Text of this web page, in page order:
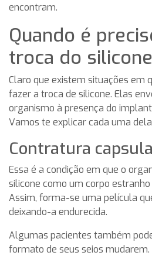
encontram.
Quando é
troca do
Claro que existem situações em
fazer a troca de silicone. Elas
organismo à presença do
Vamos te explicar cada uma
Contratura
Essa é a condição em que o
silicone como um corpo
Assim, forma-se uma película
deixando-a endurecida.
Algumas pacientes também
formato de seus seios mudarem.